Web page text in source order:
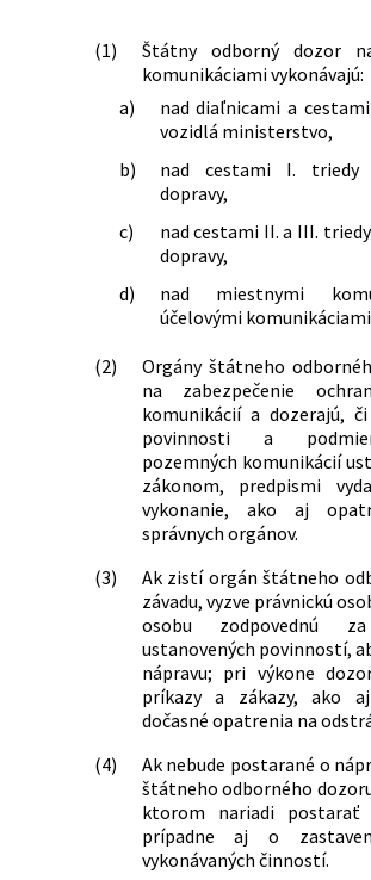
(1)
Štátny odborný dozor
komunikáciami vykonávajú:
a)
nad diaľnicami a
vozidlá ministerstvo,
b)
nad cestami I. triedy
dopravy,
c)
nad cestami II. a III.
dopravy,
d)
nad miestnymi
účelovými
(2)
Orgány štátneho
na zabezpečenie
komunikácií a dozerajú,
povinnosti a
pozemných komunikácií
zákonom, predpismi
vykonanie, ako aj
správnych orgánov.
(3)
Ak zistí orgán štátneho
závadu, vyzve právnickú
osobu zodpovednú za
ustanovených povinností,
nápravu; pri výkone
príkazy a zákazy, ako
dočasné opatrenia na
(4)
Ak nebude postarané o
štátneho odborného
ktorom nariadi postarať
prípadne aj o
vykonávaných činností.